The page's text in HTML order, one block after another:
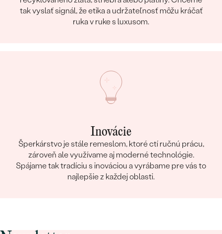
tak vyslať signál, že etika a udržateľnosť môžu kráčať
ruka v ruke s luxusom.
Inovácie
Šperkárstvo je stále remeslom, ktoré ctí ručnú prácu,
zároveň ale využívame aj moderné technológie.
Spájame tak tradíciu s inováciou a vyrábame pre vás to
najlepšie z každej oblasti.